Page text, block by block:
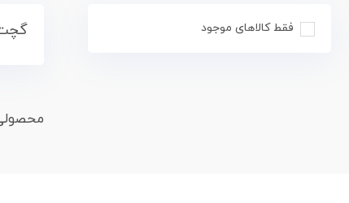
فقط کالاهای موجود